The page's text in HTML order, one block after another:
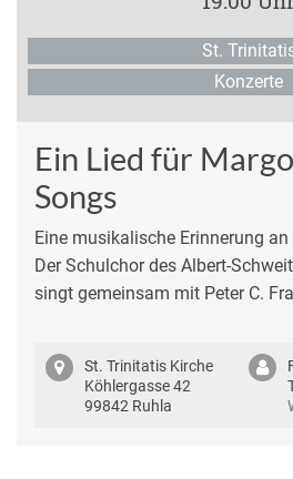
St.
Konzerte
Ein Lied für
Songs
Eine musikalische Erinnerung
Der Schulchor des Albert-
singt gemeinsam mit Peter C.
St. Trinitatis Kirche
Köhlergasse 42
99842 Ruhla